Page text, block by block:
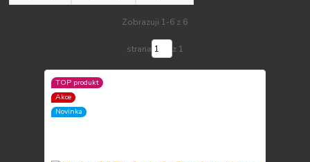
Zobrazuji 1-6 z 6
strana z 1
TOP produkt
Akce
Novinka